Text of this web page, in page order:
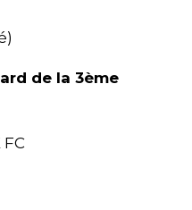
de la 3ème
FC